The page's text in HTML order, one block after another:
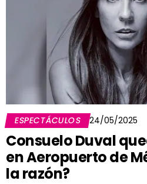
ESPECTÁCULOS 24/05/2025
Consuelo Duval
en Aeropuerto de
la razón?